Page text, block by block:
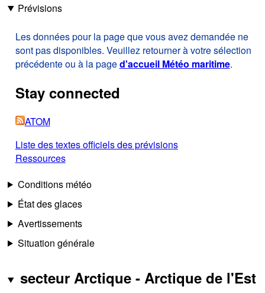
Prévisions
Les données pour la page que vous avez demandée ne
sont pas disponibles. Veuillez retourner à votre sélection
précédente ou à la paged'accueil Météo maritime.
Stay connected
ATOM
Liste des textes officiels des prévisions
Ressources
Conditions météo
État des glaces
Avertissements
Situation générale
secteur Arctique - Arctique de l'Est